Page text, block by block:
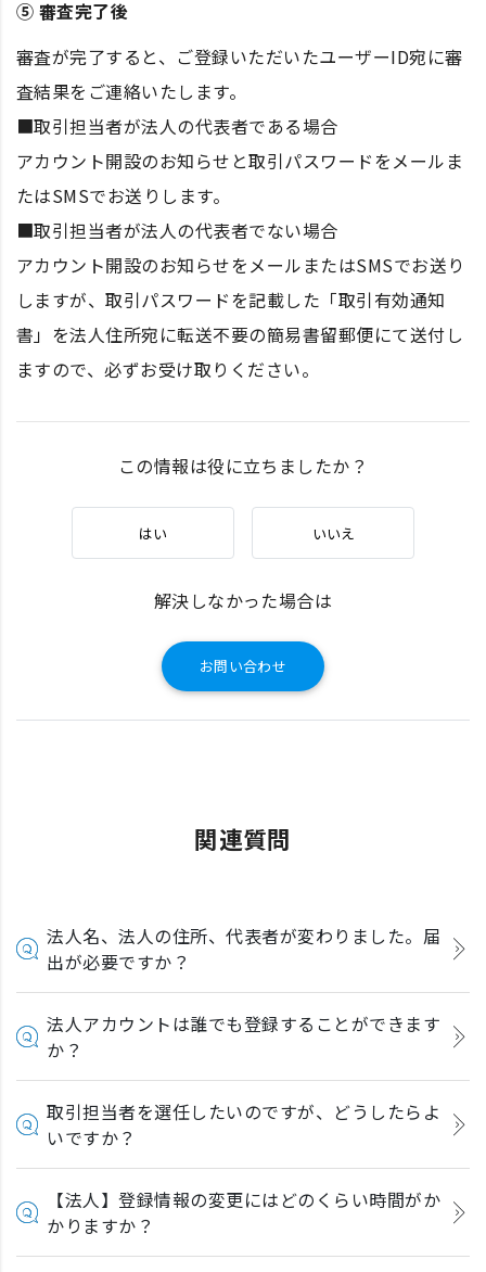
⑤ 審査完了後
審査が完了すると、ご登録いただいたユーザーID宛に審
査結果をご連絡いたします。
■取引担当者が法人の代表者である場合
アカウント開設のお知らせと取引パスワードをメールま
たはSMSでお送りします。
■取引担当者が法人の代表者でない場合
アカウント開設のお知らせをメールまたはSMSでお送り
しますが、取引パスワードを記載した「取引有効通知
書」を法人住所宛に転送不要の簡易書留郵便にて送付し
ますので、必ずお受け取りください。
この情報は役に立ちましたか？
はい いいえ
解決しなかった場合は
お問い合わせ
関連質問
法人名、法人の住所、代表者が変わりました。届
出が必要ですか？
法人アカウントは誰でも登録することができます
か？
取引担当者を選任したいのですが、どうしたらよ
いですか？
【法人】登録情報の変更にはどのくらい時間がか
かりますか？